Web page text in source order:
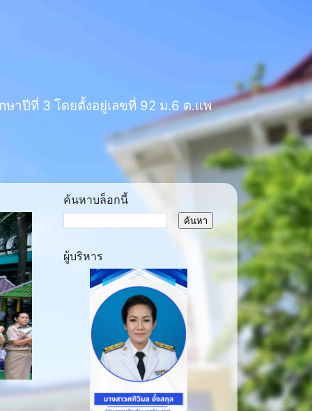
าปีที่ 3 โดยตั้งอยู่เลขที่ 92 ม.6 ต.แพ
ค้นหาบล็อกนี้
ผู้บริหาร